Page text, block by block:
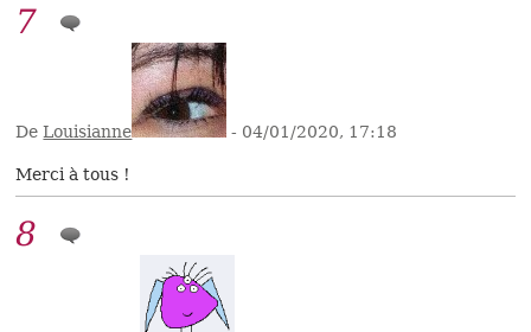
7
DeLouisianne - 04/01/2020, 17:18
Merci à tous !
8